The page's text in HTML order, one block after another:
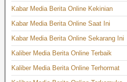
Kabar Media Berita Online Kekinian
Kabar Media Berita Online Saat Ini
Kabar Media Berita Online Sekarang Ini
Kaliber Media Berita Online Terbaik
Kaliber Media Berita Online Terhormat